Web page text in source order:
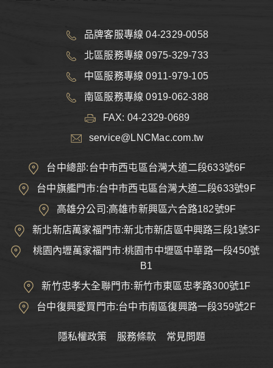
品牌客服專線 04-2329-0058
北區服務專線 0975-329-733
中區服務專線 0911-979-105
南區服務專線 0919-062-388
FAX: 04-2329-0689
service@LNCMac.com.tw
台中總部:台中市西屯區台灣大道二段633號6F
台中旗艦門市:台中市西屯區台灣大道二段633號9F
高雄分公司:高雄市新興區六合路182號9F
新北新店萬家福門市:新北市新店區中興路三段1號3F
桃園內壢萬家福門市:桃園市中壢區中華路一段450號
B1
新竹忠孝大全聯門市:新竹市東區忠孝路300號1F
台中復興愛買門市:台中市南區復興路一段359號2F
隱私權政策 服務條款 常見問題